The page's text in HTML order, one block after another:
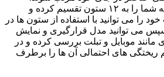
سیستم ستون‌ بندی صفحه شما را به ۱۲ ستون تقسیم کرده و
را می‌ توانید با استفاده از ستون‌ ها در
می‌ توانید مدل قرارگیری و نمایش
مانند موبایل و تبلت بررسی کرده و در
ریختگی های احتمالی آن‌ ها را برطرف